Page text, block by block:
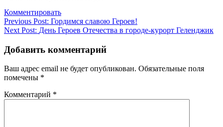
Комментировать
Навигация
по
записям
Previous Post: Гордимся славою Героев!
Next Post: День Героев Отечества в городе-курорт Геленджик
Добавить комментарий
Ваш адрес email не будет опубликован. Обязательные поля
помечены *
Комментарий *